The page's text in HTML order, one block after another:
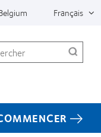
Français